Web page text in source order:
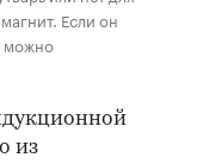
Если он
можно
из